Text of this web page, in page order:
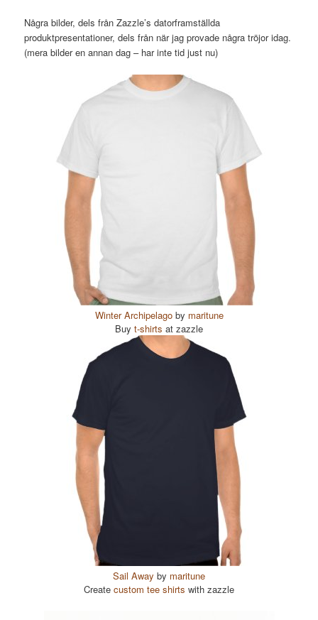
Några bilder, dels från Zazzle’s datorframställda
produktpresentationer, dels från när jag provade några tröjor idag.
(mera bilder en annan dag – har inte tid just nu)
Winter Archipelagoby maritune
Buy t-shirts at zazzle
Sail Away by maritune
Create custom tee shirts with zazzle